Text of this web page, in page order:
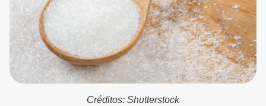
Créditos: Shutterstock